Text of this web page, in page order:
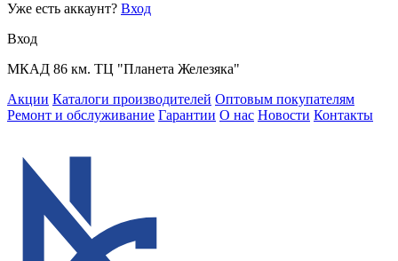
Уже есть аккаунт? Вход
Вход
МКАД 86 км. ТЦ "Планета Железяка"
Акции Каталоги производителей Оптовым покупателям
Ремонт и обслуживание Гарантии О нас Новости Контакты